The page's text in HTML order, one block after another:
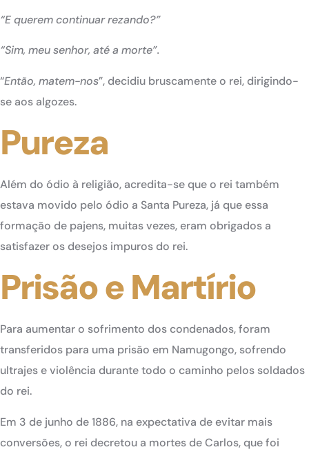
“E querem continuar rezando?”
“Sim, meu senhor, até a morte”.
“Então, matem-nos”, decidiu bruscamente o rei, dirigindo-
se aos algozes.
Pureza
Além do ódio à religião, acredita-se que o rei também
estava movido pelo ódio a Santa Pureza, já que essa
formação de pajens, muitas vezes, eram obrigados a
satisfazer os desejos impuros do rei.
Prisão e Martírio
Para aumentar o sofrimento dos condenados, foram
transferidos para uma prisão em Namugongo, sofrendo
ultrajes e violência durante todo o caminho pelos soldados
do rei.
Em 3 de junho de 1886, na expectativa de evitar mais
conversões, o rei decretou a mortes de Carlos, que foi